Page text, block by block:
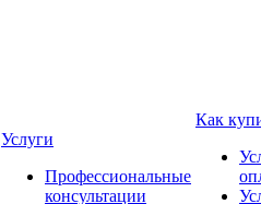
Услуги
Профессиональные
консультации
Как